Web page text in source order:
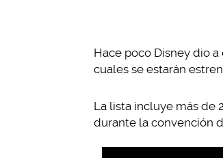
Hace poco Disney dio
cuales se estarán
La lista incluye más de
durante la convención